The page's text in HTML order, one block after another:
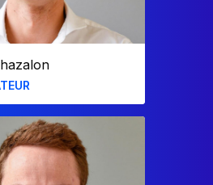
co-fonde F31 en
plus de cent modèles
de reporting au sein
français.​